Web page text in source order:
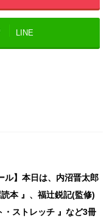
LINE
ル】本日は、内沼晋太郎
本 』、福辻鋭記(監修)
・ストレッチ 』など3冊